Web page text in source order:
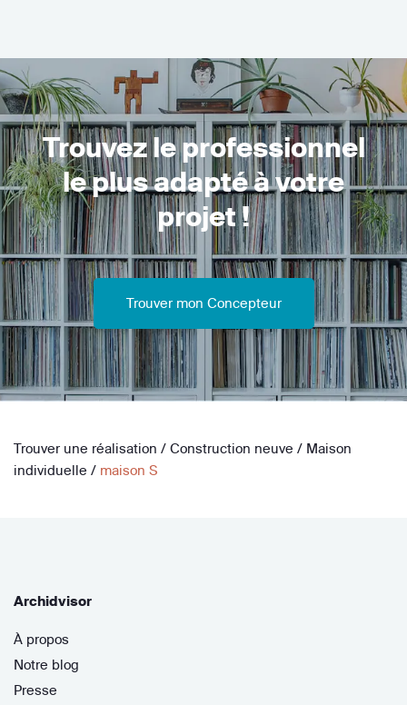
Trouvez le professionnel
le plus adapté à votre
projet !
Trouver mon Concepteur
Trouver une réalisation / Construction neuve / Maison
individuelle / maison S
Archidvisor
À propos
Notre blog
Presse